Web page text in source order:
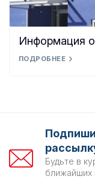
Информация
ПОДРОБНЕЕ
Будьте в
ближайших